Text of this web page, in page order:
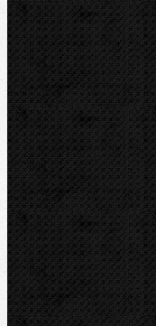
Příslušenství a ND
Elektrické
Hydraulické
Elektro-hydraulické
Strojní
Dělení trubek